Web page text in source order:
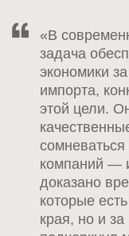
«В
задача
экономики
импорта,
этой цели.
сомневаться
компаний —
доказано
которые
края, но и